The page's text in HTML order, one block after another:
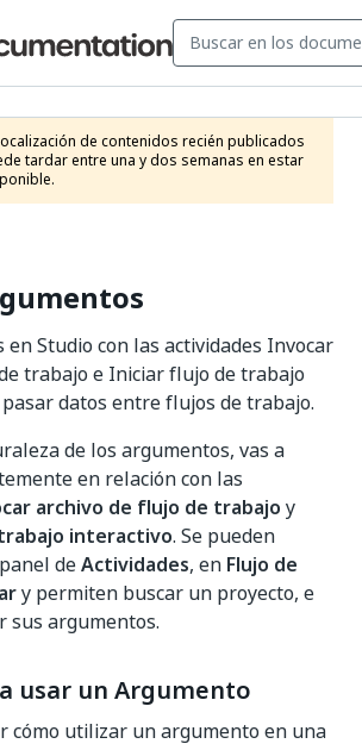
de contenidos recién publicados
tardar entre una y dos semanas en estar
Studio con las actividades Invocar
trabajo e Iniciar flujo de trabajo
datos entre flujos de trabajo.
de los argumentos, vas a
en relación con las
archivo de flujo de trabajo y
interactivo. Se pueden
deActividades, en Flujo de
y permiten buscar un proyecto, e
sus argumentos.
usar un Argumento
cómo utilizar un argumento en una